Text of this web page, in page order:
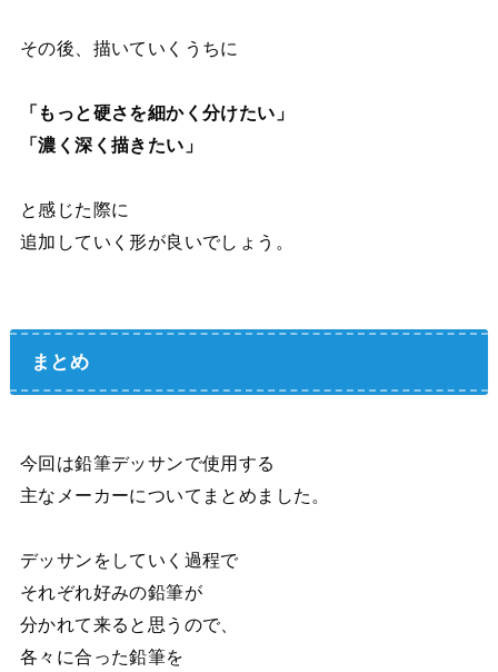
その後、描いていくうちに
「もっと硬さを細かく分けたい」
「濃く深く描きたい」
と感じた際に
追加していく形が良いでしょう。
まとめ
今回は鉛筆デッサンで使用する
主なメーカーについてまとめました。
デッサンをしていく過程で
それぞれ好みの鉛筆が
分かれて来ると思うので、
各々に合った鉛筆を